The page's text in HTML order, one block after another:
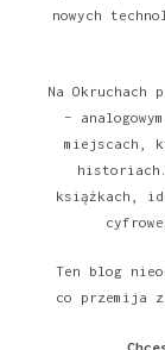
nowych
Na
–
miejscach,
książkach,
Ten blog
co przemija